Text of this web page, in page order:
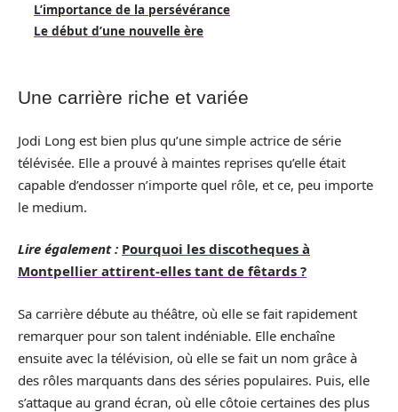
L’importance de la persévérance
Le début d’une nouvelle ère
Une carrière riche et variée
Jodi Long est bien plus qu’une simple actrice de série
télévisée. Elle a prouvé à maintes reprises qu’elle était
capable d’endosser n’importe quel rôle, et ce, peu importe
le medium.
Lire également : Pourquoi les discotheques à
Montpellier attirent-elles tant de fêtards ?
Sa carrière débute au théâtre, où elle se fait rapidement
remarquer pour son talent indéniable. Elle enchaîne
ensuite avec la télévision, où elle se fait un nom grâce à
des rôles marquants dans des séries populaires. Puis, elle
s’attaque au grand écran, où elle côtoie certaines des plus